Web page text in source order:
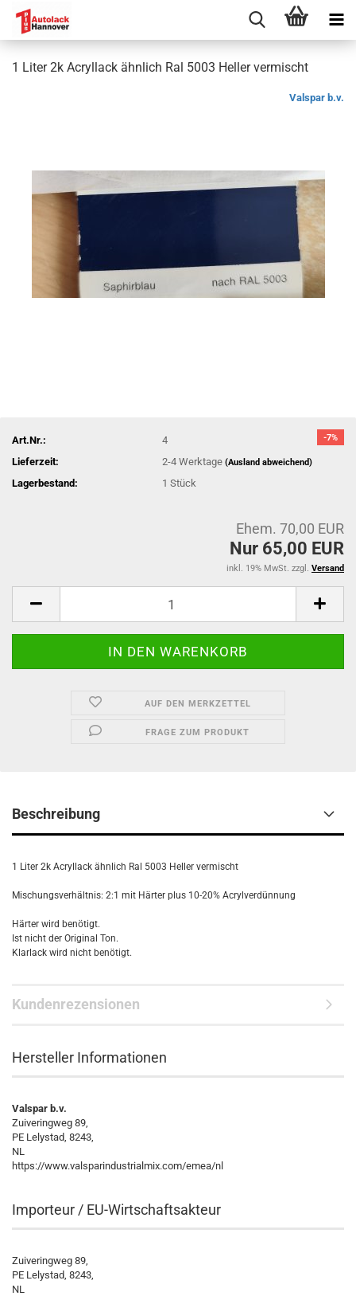
1 Liter 2k Acryllack ähnlich Ral 5003 Heller vermischt
Valspar b.v.
-7%
Art.Nr.:
4
Lieferzeit:
2-4 Werktage(Ausland abweichend)
Lagerbestand: 1Stück
Ehem. 70,00 EUR
Nur 65,00 EUR
inkl. 19% MwSt. zzgl. Versand
AUF DEN MERKZETTEL
FRAGE ZUM PRODUKT
Beschreibung
1 Liter 2k Acryllack ähnlich Ral 5003 Heller vermischt
Mischungsverhältnis: 2:1 mit Härter plus 10-20% Acrylverdünnung
Härter wird benötigt.
Ist nicht der Original Ton.
Klarlack wird nicht benötigt.
Kundenrezensionen
Hersteller Informationen
Valspar b.v.
Zuiveringweg 89,
PE Lelystad, 8243,
NL
https://www.valsparindustrialmix.com/emea/nl
Importeur / EU-Wirtschaftsakteur
Zuiveringweg 89,
PE Lelystad, 8243,
NL